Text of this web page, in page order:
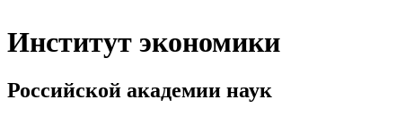
Институт экономики
Российской академии наук